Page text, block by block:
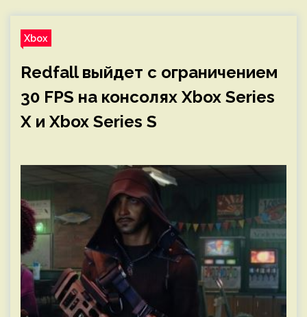
Xbox
Redfall выйдет с ограничением
30 FPS на консолях Xbox Series
X и Xbox Series S